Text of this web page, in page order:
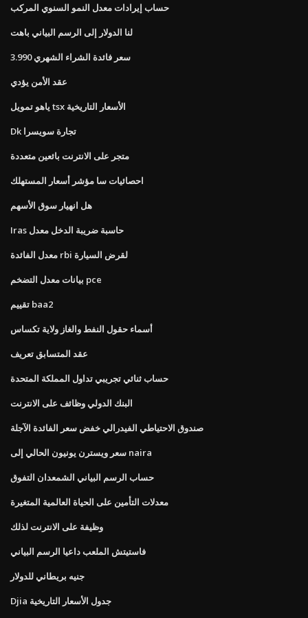
حساب إيرادات معدل النمو السنوي المركب
لنا الدولار إلى الرسم البياني باهت
سعر فائدة الشراء الشهري 3.990
عقد الأمن يؤدي
ياهو تمويل tsx الأسعار التاريخية
Dk تجارة سويسرا
متجر على الانترنت بائعين متعددة
احصائيات سا مؤشر أسعار المستهلك
هل انهيار سوق الأسهم
Iras حاسبة ضريبة الدخل معدل
معدل الفائدة rbi لقرض السيارة
بيانات معدل التضخم pce
تقييم baa2
أسماء حقول النفط والغاز ولاية تكساس
عقد المتسابق تعريف
حساب ثنائي تجريبي تداول المملكة المتحدة
البنك الدولي وظائف على الانترنت
صندوق الاحتياطي الفيدرالي خفض سعر الفائدة الآجلة
سعر ويسترن يونيون الحالي إلى naira
حساب الرسم البياني الشمعدان التفوق
معدلات التأمين على الحياة العالمية المتغيرة
وظيفة على الانترنت لذلك
فاستيتش الملعب داعيا الرسم البياني
جنيه بريطاني للدولار
Djia جدول الأسعار التاريخية